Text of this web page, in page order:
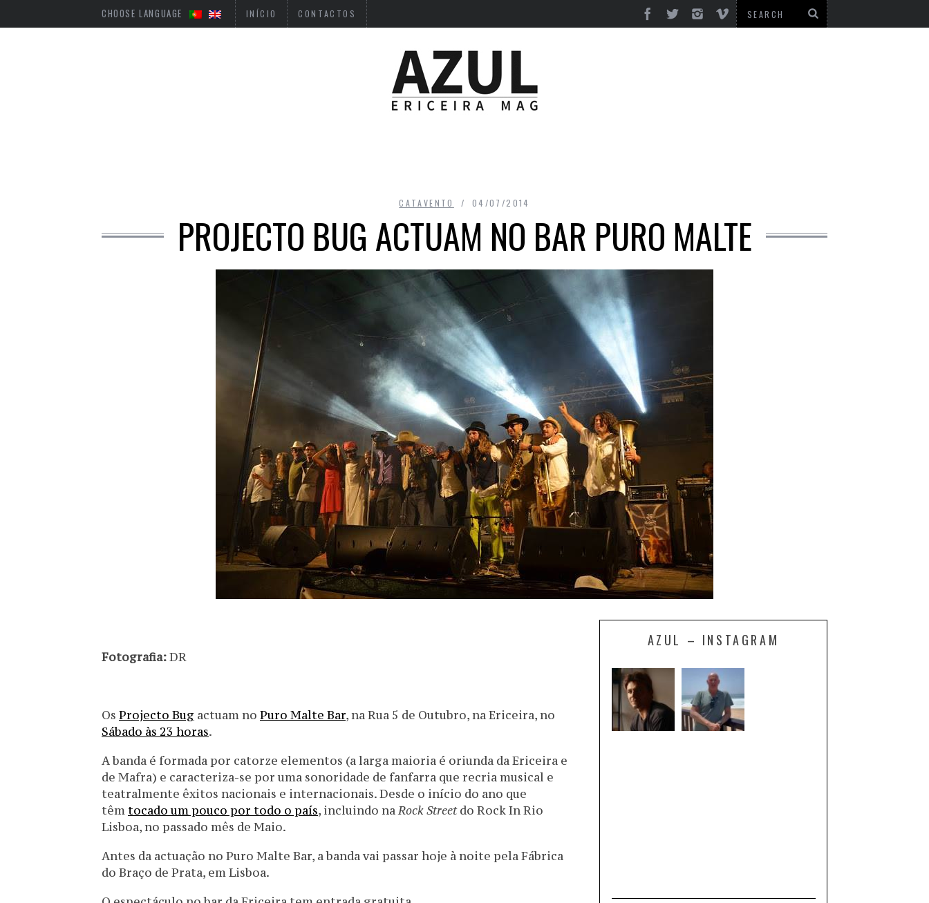
CHOOSE LANGUAGE INÍCIO CONTACTOS
CATAVENTO 04/07/2014
PROJECTO BUG ACTUAM NO BAR PURO MALTE
Fotografia:DR
Os Projecto Bug actuam no Puro Malte Bar, na Rua 5 de Outubro, na Ericeira, no
Sábado às 23 horas.
A banda é formada por catorze elementos (a larga maioria é oriunda da Ericeira e
de Mafra) e caracteriza-se por uma sonoridade de fanfarra que recria musical e
teatralmente êxitos nacionais e internacionais. Desde o início do ano que
têm tocado um pouco por todo o país, incluindo naRock Streetdo Rock In Rio
Lisboa, no passado mês de Maio.
Antes da actuação no Puro Malte Bar, a banda vai passar hoje à noite pela Fábrica
do Braço de Prata, em Lisboa.
AZUL – INSTAGRAM